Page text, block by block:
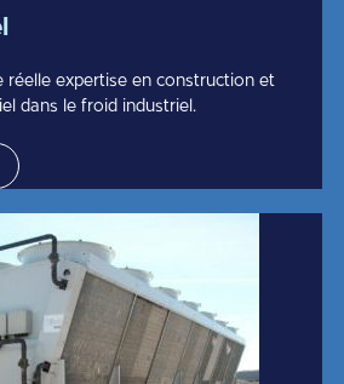
réelle expertise en construction et
dans le froid industriel.